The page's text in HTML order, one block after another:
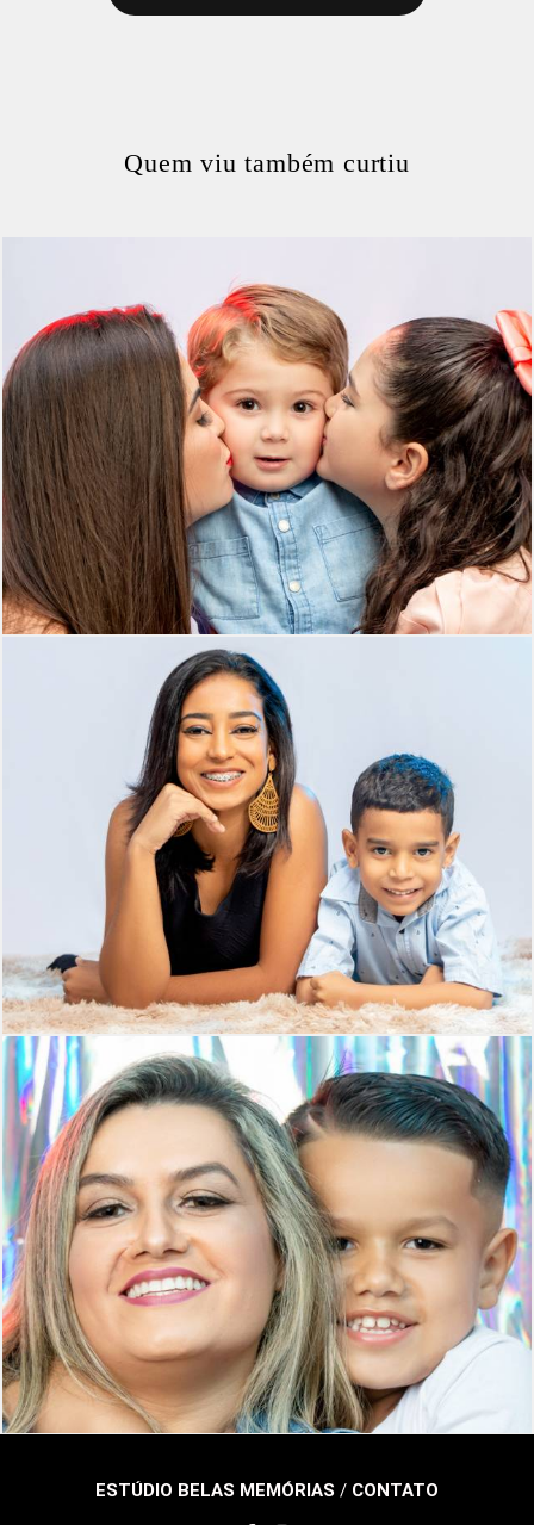
Quem viu também curtiu
281 0
330 0
0
ESTÚDIO BELAS MEMÓRIAS / CONTATO